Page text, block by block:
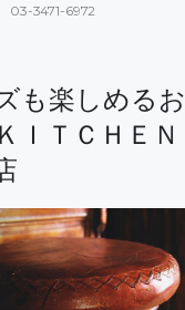
03-3471-6972
も楽しめる
ＩＴＣＨＥ